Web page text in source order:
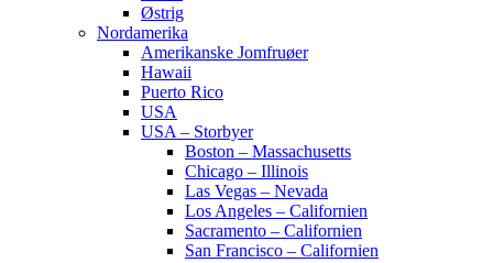
Østrig
Nordamerika
Amerikanske Jomfruøer
Hawaii
Puerto Rico
USA
USA – Storbyer
Boston – Massachusetts
Chicago – Illinois
Las Vegas – Nevada
Los Angeles – Californien
Sacramento – Californien
San Francisco – Californien